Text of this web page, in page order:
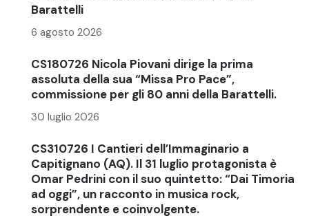
Barattelli
6 agosto 2026
CS180726 Nicola Piovani dirige la prima
assoluta della sua “Missa Pro Pace”,
commissione per gli 80 anni della Barattelli.
30 luglio 2026
CS310726 I Cantieri dell’Immaginario a
Capitignano (AQ). Il 31 luglio protagonista è
Omar Pedrini con il suo quintetto: “Dai Timoria
ad oggi”, un racconto in musica rock,
sorprendente e coinvolgente.